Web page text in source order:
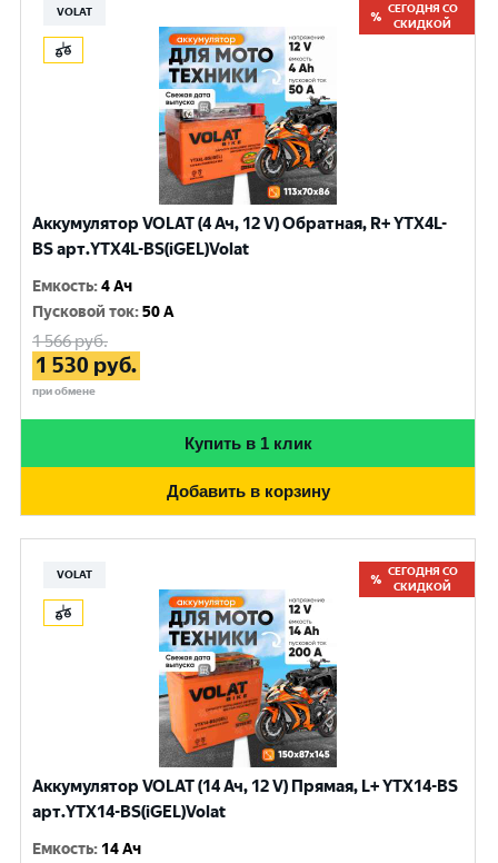
VOLAT
СЕГОДНЯ СО
СКИДКОЙ
Аккумулятор VOLAT (4 Ач, 12 V) Обратная, R+ YTX4L-
BS арт.YTX4L-BS(iGEL)Volat
Емкость:4 Ач
Пусковой ток:50 A
1 566руб.
1 530 руб.
при обмене
Купить в 1 клик
Добавить в корзину
VOLAT
СЕГОДНЯ СО
СКИДКОЙ
Аккумулятор VOLAT (14 Ач, 12 V) Прямая, L+ YTX14-BS
арт.YTX14-BS(iGEL)Volat
Емкость: 14 Ач